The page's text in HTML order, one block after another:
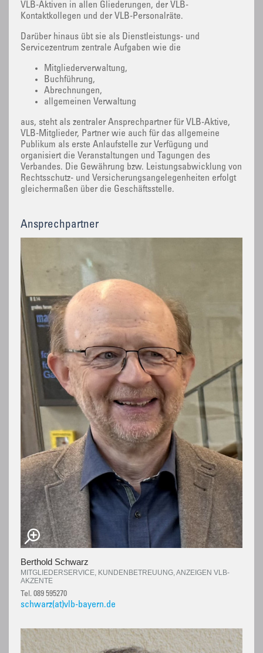
VLB-Aktiven in allen Gliederungen, der VLB-
Kontaktkollegen und der VLB-Personalräte.
Darüber hinaus übt sie als Dienstleistungs- und
Servicezentrum zentrale Aufgaben wie die
Mitgliederverwaltung,
Buchführung,
Abrechnungen,
allgemeinen Verwaltung
aus, steht als zentraler Ansprechpartner für VLB-Aktive,
VLB-Mitglieder, Partner wie auch für das allgemeine
Publikum als erste Anlaufstelle zur Verfügung und
organisiert die Veranstaltungen und Tagungen des
Verbandes. Die Gewährung bzw. Leistungsabwicklung von
Rechtsschutz- und Versicherungsangelegenheiten erfolgt
gleichermaßen über die Geschäftsstelle.
Ansprechpartner
Berthold Schwarz
MITGLIEDERSERVICE, KUNDENBETREUUNG, ANZEIGEN VLB-
AKZENTE
Tel. 089 595270
schwarz(at)vlb-bayern.de